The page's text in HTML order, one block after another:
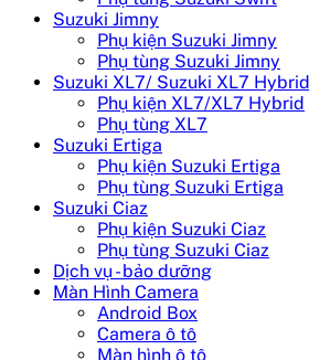
Suzuki Jimny
Phụ kiện Suzuki Jimny
Phụ tùng Suzuki Jimny
Suzuki XL7/ Suzuki XL7 Hybrid
Phụ kiện XL7/XL7 Hybrid
Phụ tùng XL7
Suzuki Ertiga
Phụ kiện Suzuki Ertiga
Phụ tùng Suzuki Ertiga
Suzuki Ciaz
Phụ kiện Suzuki Ciaz
Phụ tùng Suzuki Ciaz
Dịch vụ - bảo dưỡng
Màn Hình Camera
Android Box
Camera ô tô
Màn hình ô tô